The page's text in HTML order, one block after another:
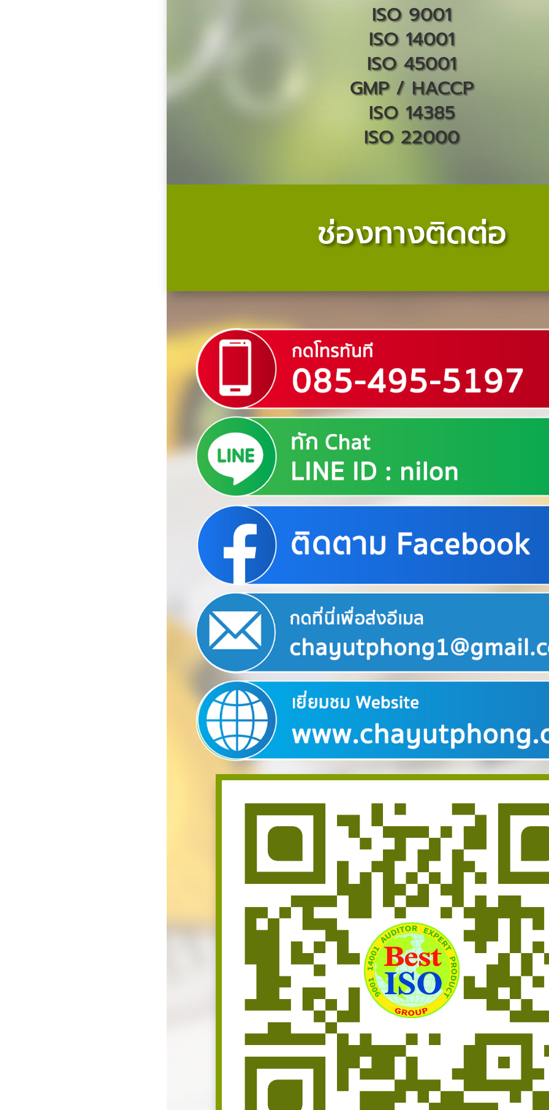
ISO 9001
ISO 14001
ISO 45001
GMP / HACCP
ISO 14385
ISO 22000
ช่องทางติดต่อ